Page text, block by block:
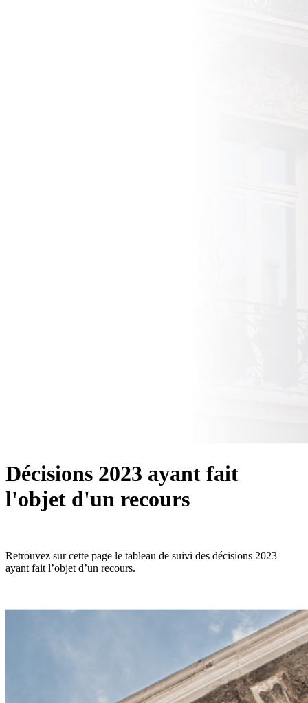
Décisions 2023 ayant fait
l'objet d'un recours
Retrouvez sur cette page le tableau de suivi des décisions 2023
ayant fait l’objet d’un recours.